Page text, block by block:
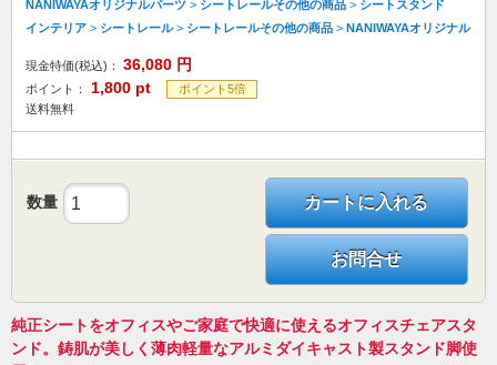
NANIWAYAオリジナルパーツ > シートレールその他の商品 > シートスタンド
インテリア > シートレール> シートレールその他の商品 > NANIWAYAオリジナル
現金特価(税込)： 36,080 円
ポイント： 1,800 pt
ポイント5倍
送料無料
数量 カートに入れる
お問合せ
純正シートをオフィスやご家庭で快適に使えるオフィスチェアスタ
ンド。鋳肌が美しく薄肉軽量なアルミダイキャスト製スタンド脚使